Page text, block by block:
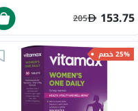
153.75
205
25% خصم